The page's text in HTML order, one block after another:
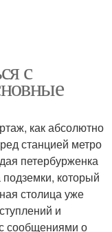
с
как абсолютно
станцией метро
петербурженка
который
столица уже
и
сообщениями о